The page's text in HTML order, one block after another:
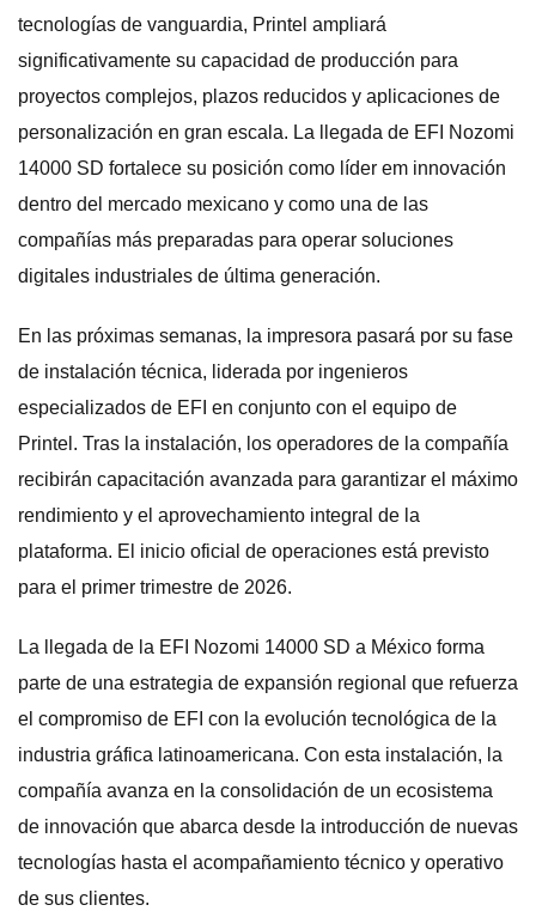
tecnologías de vanguardia, Printel ampliará
significativamente su capacidad de producción para
proyectos complejos, plazos reducidos y aplicaciones de
personalización en gran escala. La llegada de EFI Nozomi
14000 SD fortalece su posición como líder em innovación
dentro del mercado mexicano y como una de las
compañías más preparadas para operar soluciones
digitales industriales de última generación.
En las próximas semanas, la impresora pasará por su fase
de instalación técnica, liderada por ingenieros
especializados de EFI en conjunto con el equipo de
Printel. Tras la instalación, los operadores de la compañía
recibirán capacitación avanzada para garantizar el máximo
rendimiento y el aprovechamiento integral de la
plataforma. El inicio oficial de operaciones está previsto
para el primer trimestre de 2026.
La llegada de la EFI Nozomi 14000 SD a México forma
parte de una estrategia de expansión regional que refuerza
el compromiso de EFI con la evolución tecnológica de la
industria gráfica latinoamericana. Con esta instalación, la
compañía avanza en la consolidación de un ecosistema
de innovación que abarca desde la introducción de nuevas
tecnologías hasta el acompañamiento técnico y operativo
de sus clientes.